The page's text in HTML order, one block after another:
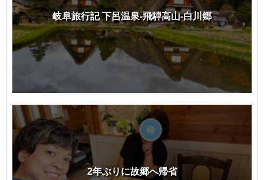
岐阜旅行記 下呂温泉-飛騨高山-白川郷
2年ぶりに故郷へ帰省